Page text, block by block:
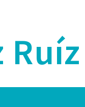
Ruíz